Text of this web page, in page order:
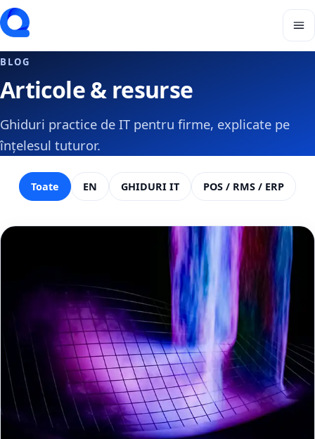
BLOG
Articole & resurse
Ghiduri practice de IT pentru firme, explicate pe
înțelesul tuturor.
Toate EN GHIDURI IT POS / RMS / ERP